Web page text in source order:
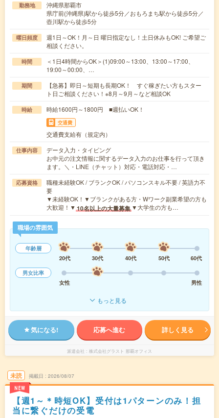
勤務地
沖縄県那覇市
県庁前(沖縄県)駅から徒歩5分／おもろまち駅から徒歩5分／
壺川駅から徒歩5分
曜日頻度
週1日～OK！月～日 曜日指定なし！土日休みもOK! ご希望ご
相談ください。
時間
＜1日4時間からOK＞(1)09:00～13:00、13:00～17:00、
19:00～00:00、…
期間
【急募】即日～短期も長期OK！ すぐ稼ぎたい方もスター
ト日ご相談ください！※8月～9月～など相談OK
時給 時給1600円～1800円 ■週払いOK！
交通費
交通費支給有（規定内）
仕事内容
データ入力・タイピング
お中元の注文情報に関するデータ入力のお仕事を行って頂き
ます。＼・LINE（チャット）対応・電話対応・…
応募資格
職種未経験OK / ブランクOK / パソコンスキル不要 / 英語力不
要
▼未経験OK！▼ブランクがある方・Wワーク副業希望の方も
大歓迎！▼ 10名以上の大量募集 ▼大学生の方も…
職場の雰囲気
年齢層
20代
30代 40代 50代
60代
男女比率
女性
男性
もっと見る
気になる! 応募へ進む 詳しく見る
派遣会社 株式会社グラスト 那覇オフィス
未読
NEW
掲載日 2026/08/07
【週1～＊時短OK】受付は1パターンのみ！担
当に繋ぐだけの受電